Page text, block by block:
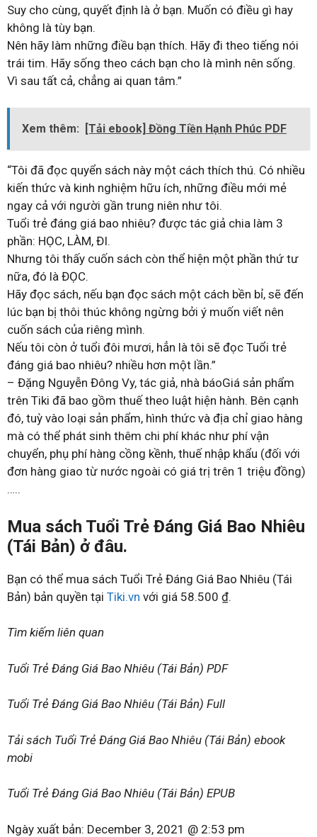
Suy cho cùng, quyết định là ở bạn. Muốn có điều gì hay
không là tùy bạn.
Nên hãy làm những điều bạn thích. Hãy đi theo tiếng nói
trái tim. Hãy sống theo cách bạn cho là mình nên sống.
Vì sau tất cả, chẳng ai quan tâm.”
Xem thêm: [Tải ebook] Đồng Tiền Hạnh Phúc PDF
“Tôi đã đọc quyển sách này một cách thích thú. Có nhiều
kiến thức và kinh nghiệm hữu ích, những điều mới mẻ
ngay cả với người gần trung niên như tôi.
Tuổi trẻ đáng giá bao nhiêu? được tác giả chia làm 3
phần: HỌC, LÀM, ĐI.
Nhưng tôi thấy cuốn sách còn thể hiện một phần thứ tư
nữa, đó là ĐỌC.
Hãy đọc sách, nếu bạn đọc sách một cách bền bỉ, sẽ đến
lúc bạn bị thôi thúc không ngừng bởi ý muốn viết nên
cuốn sách của riêng mình.
Nếu tôi còn ở tuổi đôi mươi, hẳn là tôi sẽ đọc Tuổi trẻ
đáng giá bao nhiêu? nhiều hơn một lần.”
– Đặng Nguyễn Đông Vy, tác giả, nhà báoGiá sản phẩm
trên Tiki đã bao gồm thuế theo luật hiện hành. Bên cạnh
đó, tuỳ vào loại sản phẩm, hình thức và địa chỉ giao hàng
mà có thể phát sinh thêm chi phí khác như phí vận
chuyển, phụ phí hàng cồng kềnh, thuế nhập khẩu (đối với
đơn hàng giao từ nước ngoài có giá trị trên 1 triệu đồng)
…..
Mua sách Tuổi Trẻ Đáng Giá Bao Nhiêu
(Tái Bản) ở đâu.
Bạn có thể mua sách Tuổi Trẻ Đáng Giá Bao Nhiêu (Tái
Bản) bản quyền tại Tiki.vn với giá 58.500 ₫.
Tìm kiếm liên quan
Tuổi Trẻ Đáng Giá Bao Nhiêu (Tái Bản) PDF
Tuổi Trẻ Đáng Giá Bao Nhiêu (Tái Bản) Full
Tải sách Tuổi Trẻ Đáng Giá Bao Nhiêu (Tái Bản) ebook
mobi
Tuổi Trẻ Đáng Giá Bao Nhiêu (Tái Bản) EPUB
Ngày xuất bản: December 3, 2021 @ 2:53 pm